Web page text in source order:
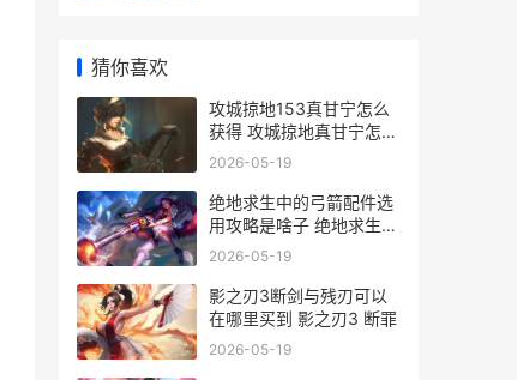
猜你喜欢
攻城掠地153真甘宁怎么
获得 攻城掠地真甘宁怎么
过
2026-05-19
绝地求生中的弓箭配件选
用攻略是啥子 绝地求生中
的弓叫什么
2026-05-19
影之刃3断剑与残刃可以
在哪里买到 影之刃3 断罪
2026-05-19